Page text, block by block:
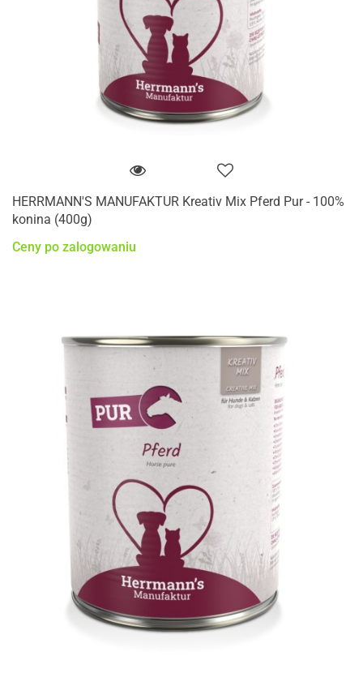
HERRMANN'S MANUFAKTUR Kreativ Mix Pferd Pur - 100%
konina (400g)
Ceny po zalogowaniu